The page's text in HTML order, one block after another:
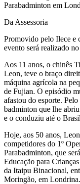
Da Assessoria
Promovido pelo Ilece e
evento será realizado
Aos 11 anos, o chinês
Leon, teve o braço
máquina agrícola na
de Fujian. O episódio
afastou do esporte.
badminton que lhe
e o conduziu até o
Hoje, aos 50 anos,
competidores do 1º
Parabadminton, que
Educação para
da Itaipu Binacional,
Moringão, em Londrina.